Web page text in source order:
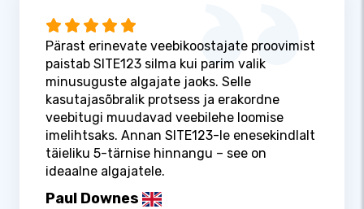
Pärast erinevate veebikoostajate proovimist
paistab SITE123 silma kui parim valik
minusuguste algajate jaoks. Selle
kasutajasõbralik protsess ja erakordne
veebitugi muudavad veebilehe loomise
imelihtsaks. Annan SITE123-le enesekindlalt
täieliku 5-tärnise hinnangu – see on
ideaalne algajatele.
Paul Downes